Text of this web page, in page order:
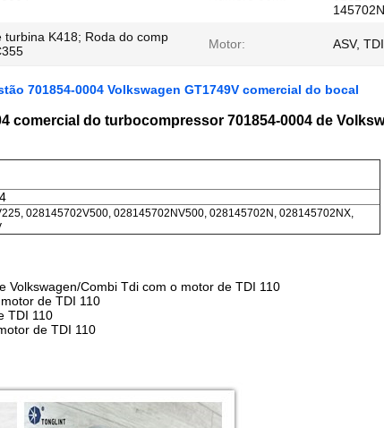
turbina K418; Roda do comp
Motor: ASV,
701854-0004 Volkswagen GT1749V comercial do bocal
comercial do turbocompressor 701854-0004 de
028145702V500, 028145702NV500, 028145702N, 028145702NX,
Volkswagen/Combi Tdi com o motor de TDI 110
de TDI 110
TDI 110
de TDI 110